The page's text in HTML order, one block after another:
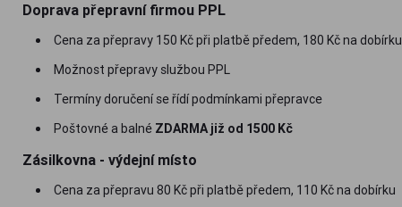
Doprava přepravní firmou PPL
Cena za přepravy 150 Kč při platbě předem, 180 Kč na dobírku
Možnost přepravy službou PPL
Termíny doručení se řídí podmínkami přepravce
Poštovné a balné ZDARMA již od 1500 Kč
Zásilkovna - výdejní místo
Cena za přepravu 80 Kč při platbě předem, 110 Kč na dobírku